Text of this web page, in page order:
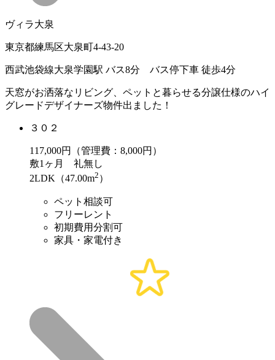
ヴィラ大泉
東京都練馬区大泉町4-43-20
西武池袋線大泉学園駅 バス8分 バス停下車 徒歩4分
天窓がお洒落なリビング、ペットと暮らせる分譲仕様のハイ
グレードデザイナーズ物件出ました！
３０２
117,000円（管理費：8,000円）
敷1ヶ月 礼無し
2LDK（47.00m2 ）
ペット相談可
フリーレント
初期費用分割可
家具・家電付き